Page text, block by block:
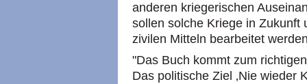
anderen kriegerischen
sollen solche Kriege in Zukunft
zivilen Mitteln bearbeitet
"Das Buch kommt zum
Das politische Ziel ‚Nie wieder